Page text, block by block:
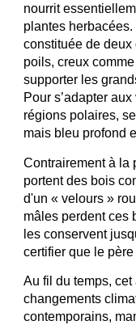
nourrit
plantes
constituée de
poils, creux
supporter les
Pour s’adapter
régions polaires,
mais bleu profond
Contrairement à la
portent des bois
d'un « velours »
mâles perdent ces
les conservent
certifier que le
Au fil du temps, cet
changements
contemporains,